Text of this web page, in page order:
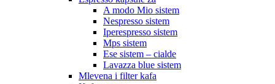
A modo Mio sistem
Nespresso sistem
Iperespresso sistem
Mps sistem
Ese sistem – cialde
Lavazza blue sistem
Mlevena i filter kafa